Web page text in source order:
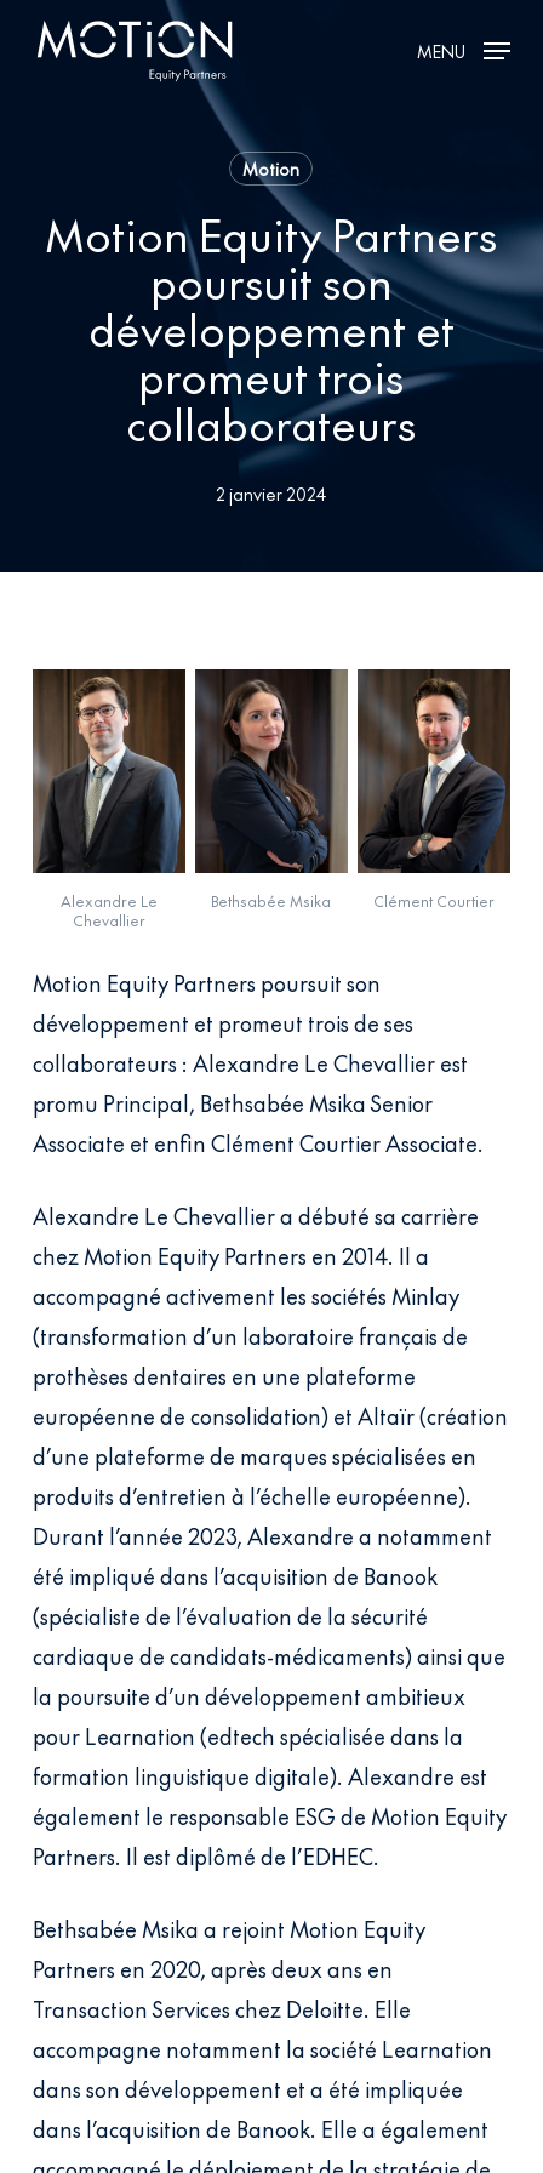
MENU
Motion
Motion Equity Partners
poursuit son
développement et
promeut trois
collaborateurs
2 janvier 2024
Alexandre Le
Chevallier
Bethsabée Msika Clément Courtier
Motion Equity Partners poursuit son
développement et promeut trois de ses
collaborateurs : Alexandre Le Chevallier est
promu Principal, Bethsabée Msika Senior
Associate et enfin Clément Courtier Associate.
Alexandre Le Chevallier a débuté sa carrière
chez Motion Equity Partners en 2014. Il a
accompagné activement les sociétés Minlay
(transformation d’un laboratoire français de
prothèses dentaires en une plateforme
européenne de consolidation) et Altaïr (création
d’une plateforme de marques spécialisées en
produits d’entretien à l’échelle européenne).
Durant l’année 2023, Alexandre a notamment
été impliqué dans l’acquisition de Banook
(spécialiste de l’évaluation de la sécurité
cardiaque de candidats-médicaments) ainsi que
la poursuite d’un développement ambitieux
pour Learnation (edtech spécialisée dans la
formation linguistique digitale). Alexandre est
également le responsable ESG de Motion Equity
Partners. Il est diplômé de l’EDHEC.
Bethsabée Msika a rejoint Motion Equity
Partners en 2020, après deux ans en
Transaction Services chez Deloitte. Elle
accompagne notamment la société Learnation
dans son développement et a été impliquée
dans l’acquisition de Banook. Elle a également